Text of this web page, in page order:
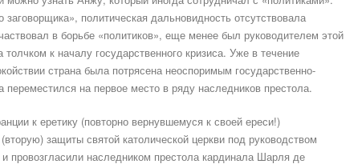
политическая дальновидность отсутствовала
в борьбе «политиков», еще менее был руководителем этой
к началу государственного кризиса. Уже в течение
страна была потрясена неоспоримым государственно-
на первое место в ряду наследников престола.
к еретику (повторно вернувшемуся к своей ереси!)
защиты святой католической церкви под руководством
провозгласили наследником престола кардинала Шарля де